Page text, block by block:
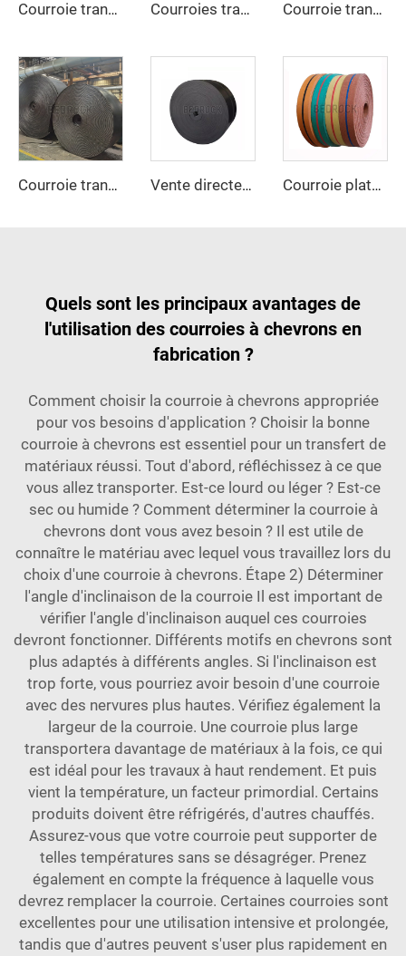
Courroie transporteuse en caoutchouc à surface rugueuse Courroies transporteuses conçues par le fabricant, résistantes à l'huile, vitesse réglable, nouvelle génération Courroie transporteuse personnalisée en chevrons, très durable, pour matériaux à haute température
Courroie transporteuse en caoutchouc noir résistante à la chaleur EP150 personnalisable, 3 plis, 4 plis, 15MPA, robuste pour concasseur de pierre et exploitation minière Vente directe d'usine d'accessoires de transport de biscuits, courroie transporteuse en coton Courroie plate industrielle de haute résistance à la traction, personnalisable, courroie de transmission en nylon OEM pour l'industrie textile
Quels sont les principaux avantages de
l'utilisation des courroies à chevrons en
fabrication ?
Comment choisir la courroie à chevrons appropriée
pour vos besoins d'application ? Choisir la bonne
courroie à chevrons est essentiel pour un transfert de
matériaux réussi. Tout d'abord, réfléchissez à ce que
vous allez transporter. Est-ce lourd ou léger ? Est-ce
sec ou humide ? Comment déterminer la courroie à
chevrons dont vous avez besoin ? Il est utile de
connaître le matériau avec lequel vous travaillez lors du
choix d'une courroie à chevrons. Étape 2) Déterminer
l'angle d'inclinaison de la courroie Il est important de
vérifier l'angle d'inclinaison auquel ces courroies
devront fonctionner. Différents motifs en chevrons sont
plus adaptés à différents angles. Si l'inclinaison est
trop forte, vous pourriez avoir besoin d'une courroie
avec des nervures plus hautes. Vérifiez également la
largeur de la courroie. Une courroie plus large
transportera davantage de matériaux à la fois, ce qui
est idéal pour les travaux à haut rendement. Et puis
vient la température, un facteur primordial. Certains
produits doivent être réfrigérés, d'autres chauffés.
Assurez-vous que votre courroie peut supporter de
telles températures sans se désagréger. Prenez
également en compte la fréquence à laquelle vous
devrez remplacer la courroie. Certaines courroies sont
excellentes pour une utilisation intensive et prolongée,
tandis que d'autres peuvent s'user plus rapidement en